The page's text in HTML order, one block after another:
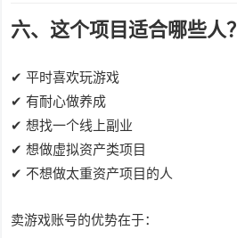
六、这个项目适合哪些人？
✔ 平时喜欢玩游戏
✔ 有耐心做养成
✔ 想找一个线上副业
✔ 想做虚拟资产类项目
✔ 不想做太重资产项目的人
卖游戏账号的优势在于：